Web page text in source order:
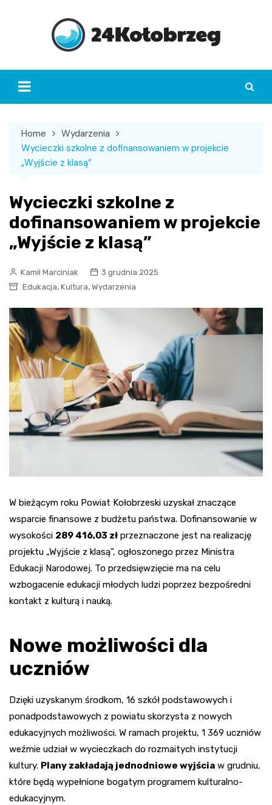
Home
Wydarzenia
Wycieczki szkolne z dofinansowaniem w projekcie
„Wyjście z klasą”
Wycieczki szkolne z
dofinansowaniem w projekcie
„Wyjście z klasą”
Kamil Marciniak
3 grudnia 2025
Edukacja, Kultura, Wydarzenia
W bieżącym roku Powiat Kołobrzeski uzyskał znaczące
wsparcie finansowe z budżetu państwa. Dofinansowanie w
wysokości 289 416,03 zł przeznaczone jest na realizację
projektu „Wyjście z klasą”, ogłoszonego przez Ministra
Edukacji Narodowej. To przedsięwzięcie ma na celu
wzbogacenie edukacji młodych ludzi poprzez bezpośredni
kontakt z kulturą i nauką.
Nowe możliwości dla
uczniów
Dzięki uzyskanym środkom, 16 szkół podstawowych i
ponadpodstawowych z powiatu skorzysta z nowych
edukacyjnych możliwości. W ramach projektu, 1 369 uczniów
weźmie udział w wycieczkach do rozmaitych instytucji
kultury. Plany zakładają jednodniowe wyjścia w grudniu,
które będą wypełnione bogatym programem kulturalno-
edukacyjnym.